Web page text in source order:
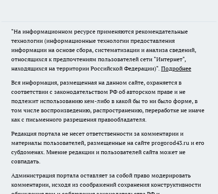
"На информационном ресурсе применяются рекомендательные
технологии (информационные технологии предоставления
информации на основе сбора, систематизации и анализа сведений,
относящихся к предпочтениям пользователей сети "Интернет",
находящихся на территории Российской Федерации)". Подробнее
Вся информация, размещенная на данном сайте, охраняется в
соответствии с законодательством РФ об авторском праве и не
подлежит использованию кем-либо в какой бы то ни было форме, в
том числе воспроизведению, распространению, переработке не иначе
как с письменного разрешения правообладателя.
Редакция портала не несет ответственности за комментарии и
материалы пользователей, размещенные на сайте progorod43.ru и его
субдоменах. Мнение редакции и пользователей сайта может не
совпадать.
Администрация портала оставляет за собой право модерировать
комментарии, исходя из соображений сохранения конструктивности